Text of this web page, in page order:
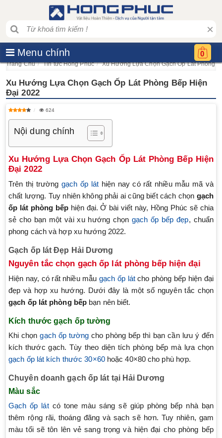
×
Menu chính 0
Trang Chủ Tin tức Hồng Phúc ​Xu Hướng Lựa Chọn Gạch Ốp Lát Phòng
​Xu Hướng Lựa Chọn Gạch Ốp Lát Phòng Bếp Hiện
Đại 2022
624
Nội dung chính
Xu Hướng Lựa Chọn Gạch Ốp Lát Phòng Bếp Hiện
Đại 2022
Trên thị trườnggạch ốp lát hiện nay có rất nhiều mẫu mã và
chất lượng. Tuy nhiên không phải ai cũng biết cách chọn gạch
ốp lát phòng bếphiện đại. Ở bài viết này, Hồng Phúc sẽ chia
sẻ cho bạn một vài xu hướng chọn gạch ốp bếp đẹp, chuẩn
phong cách và hợp xu hướng 2022.
Gạch ốp lát Đẹp Hải Dương
Nguyên tắc chọn gạch ốp lát phòng bếp hiện đại
Hiện nay, có rất nhiều mẫu gạch ốp látcho phòng bếp hiện đại
đẹp và hợp xu hướng. Dưới đây là một số nguyên tắc chọn
gạch ốp lát phòng bếp bạn nên biết.
Kích thước gạch ốp tường
Khi chọngạch ốp tường cho phòng bếp thì bạn cần lưu ý đến
kích thước gạch. Tùy theo diện tích phòng bếp mà lựa chọn
gạch ốp lát kích thước 30×60hoặc 40×80 cho phù hợp.
Chuyên doanh gạch ốp lát tại Hải Dương
Màu sắc
Gạch ốp látcó tone màu sáng sẽ giúp phòng bếp nhà bạn
thêm rộng rãi, thoáng đãng và sạch sẽ hơn. Tuy nhiên, gam
màu tối sẽ tôn lên vẻ sang trọng và hiện đại cho phòng bếp